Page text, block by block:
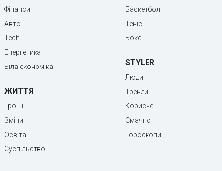
Фінанси
Авто
Tech
Енергетика
Біла економіка
ЖИТТЯ
Гроші
Зміни
Освіта
Суспільство
Баскетбол
Теніс
Бокс
STYLER
Люди
Тренди
Корисне
Смачно
Гороскопи